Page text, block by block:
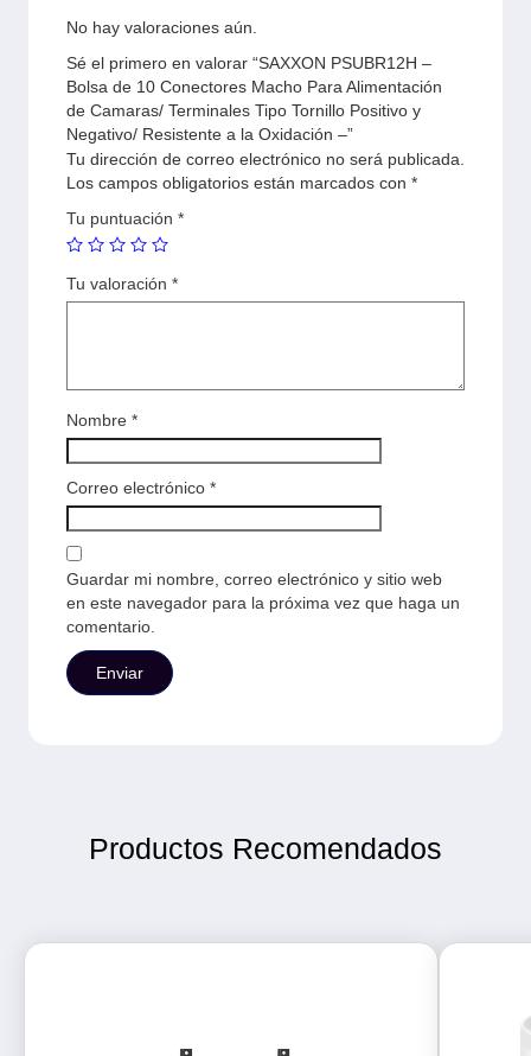
No hay valoraciones aún.
Sé el primero en valorar “SAXXON PSUBR12H –
Bolsa de 10 Conectores Macho Para Alimentación
de Camaras/ Terminales Tipo Tornillo Positivo y
Negativo/ Resistente a la Oxidación –”
Tu dirección de correo electrónico no será publicada.
Los campos obligatorios están marcados con *
Tu puntuación *
Tu valoración *
Nombre *
Correo electrónico *
Guardar mi nombre, correo electrónico y sitio web
en este navegador para la próxima vez que haga un
comentario.
Productos Recomendados